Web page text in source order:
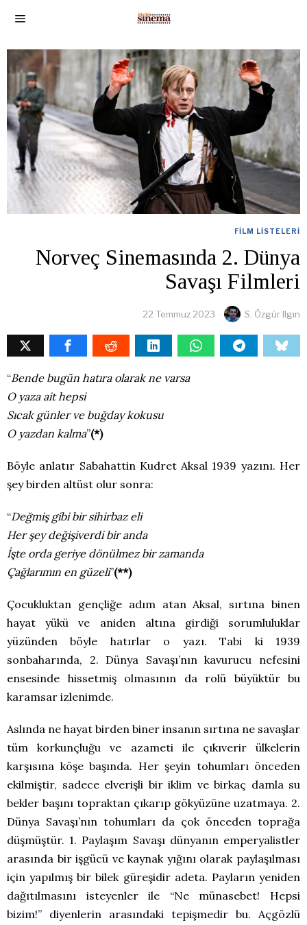
FILM LISTELERI
Norveç Sinemasında 2. Dünya
Savaşı Filmleri
22 Temmuz 2023 S. Özgür Ilgın
“Bende bugün hatıra olarak ne varsa
O yaza ait hepsi
Sıcak günler ve buğday kokusu
O yazdan kalma”(*)
Böyle anlatır Sabahattin Kudret Aksal 1939 yazını. Her
şey birden altüst olur sonra:
“Değmiş gibi bir sihirbaz eli
Her şey değişiverdi bir anda
İşte orda geriye dönülmez bir zamanda
Çağlarımın en güzeli”(**)
Çocukluktan gençliğe adım atan Aksal, sırtına binen
hayat yükü ve aniden altına girdiği sorumluluklar
yüzünden böyle hatırlar o yazı. Tabi ki 1939
sonbaharında, 2. Dünya Savaşı’nın kavurucu nefesini
ensesinde hissetmiş olmasının da rolü büyüktür bu
karamsar izlenimde.
Aslında ne hayat birden biner insanın sırtına ne savaşlar
tüm korkunçluğu ve azameti ile çıkıverir ülkelerin
karşısına köşe başında. Her şeyin tohumları önceden
ekilmiştir, sadece elverişli bir iklim ve birkaç damla su
bekler başını topraktan çıkarıp gökyüzüne uzatmaya. 2.
Dünya Savaşı’nın tohumları da çok önceden toprağa
düşmüştür. 1. Paylaşım Savaşı dünyanın emperyalistler
arasında bir işgücü ve kaynak yığını olarak paylaşılması
için yapılmış bir bilek güreşidir adeta. Payların yeniden
dağıtılmasını isteyenler ile “Ne münasebet! Hepsi
bizim!” diyenlerin arasındaki tepişmedir bu. Açgözlü